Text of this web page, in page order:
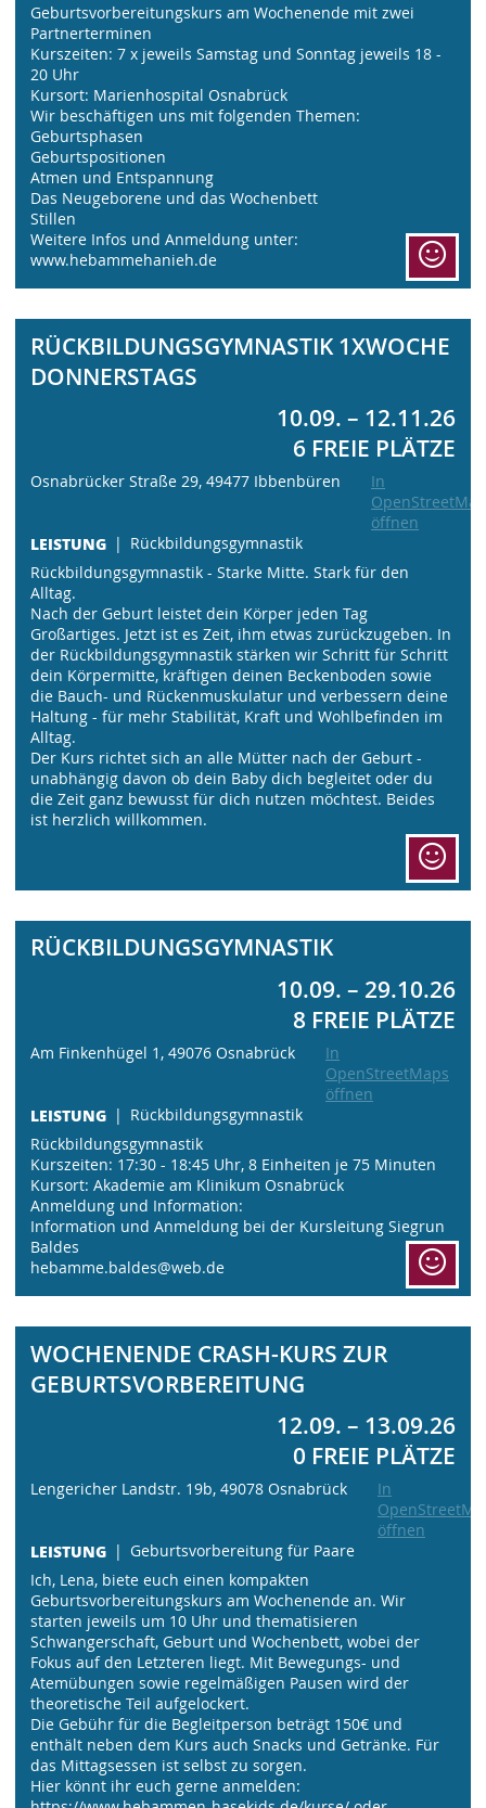
Geburtsvorbereitungskurs am Wochenende mit zwei
Partnerterminen
Kurszeiten: 7 x jeweils Samstag und Sonntag jeweils 18 -
20 Uhr
Kursort: Marienhospital Osnabrück
Wir beschäftigen uns mit folgenden Themen:
Geburtsphasen
⁠Geburtspositionen
⁠Atmen und Entspannung
⁠Das Neugeborene und das Wochenbett
⁠Stillen
Weitere Infos und Anmeldung unter:
www.hebammehanieh.de
RÜCKBILDUNGSGYMNASTIK 1XWOCHE
DONNERSTAGS
10.09. – 12.11.26
6 FREIE PLÄTZE
Osnabrücker Straße 29, 49477 Ibbenbüren
In
öffnen
LEISTUNG
Rückbildungsgymnastik
Rückbildungsgymnastik - Starke Mitte. Stark für den
Alltag.
Nach der Geburt leistet dein Körper jeden Tag
Großartiges. Jetzt ist es Zeit, ihm etwas zurückzugeben. In
der Rückbildungsgymnastik stärken wir Schritt für Schritt
dein Körpermitte, kräftigen deinen Beckenboden sowie
die Bauch- und Rückenmuskulatur und verbessern deine
Haltung - für mehr Stabilität, Kraft und Wohlbefinden im
Alltag.
Der Kurs richtet sich an alle Mütter nach der Geburt -
unabhängig davon ob dein Baby dich begleitet oder du
die Zeit ganz bewusst für dich nutzen möchtest. Beides
ist herzlich willkommen.
RÜCKBILDUNGSGYMNASTIK
10.09. – 29.10.26
8 FREIE PLÄTZE
Am Finkenhügel 1, 49076 Osnabrück
In
OpenStreetMaps
öffnen
LEISTUNG
Rückbildungsgymnastik
Rückbildungsgymnastik
Kurszeiten: 17:30 - 18:45 Uhr, 8 Einheiten je 75 Minuten
Kursort: Akademie am Klinikum Osnabrück
Anmeldung und Information:
Information und Anmeldung bei der Kursleitung Siegrun
Baldes
hebamme.baldes@web.de
WOCHENENDE CRASH-KURS ZUR
GEBURTSVORBEREITUNG
12.09. – 13.09.26
0 FREIE PLÄTZE
Lengericher Landstr. 19b, 49078 Osnabrück
In
öffnen
LEISTUNG
Geburtsvorbereitung für Paare
Ich, Lena, biete euch einen kompakten
Geburtsvorbereitungskurs am Wochenende an. Wir
starten jeweils um 10 Uhr und thematisieren
Schwangerschaft, Geburt und Wochenbett, wobei der
Fokus auf den Letzteren liegt. Mit Bewegungs- und
Atemübungen sowie regelmäßigen Pausen wird der
theoretische Teil aufgelockert.
Die Gebühr für die Begleitperson beträgt 150€ und
enthält neben dem Kurs auch Snacks und Getränke. Für
das Mittagsessen ist selbst zu sorgen.
Hier könnt ihr euch gerne anmelden: